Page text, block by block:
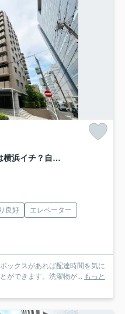
脅威の１１路線４駅の使い勝手は横浜イチ？自分専用の庭でなにしましょう？？収納豊富で生活のしやすさもOK！！室内はもちろんですが、実際に見て見て見て！な、『シャリエ横浜ベイグランデ』リノベーション
良好
エレベーター
ックスがあれば配達時間を気に
ができます。洗濯物が... もっと